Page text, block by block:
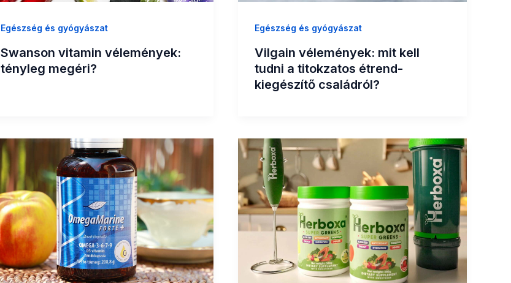
Egészség és gyógyászat
Swanson vitamin vélemények:
tényleg megéri?
Egészség és gyógyászat
Vilgain vélemények: mit kell
tudni a titokzatos étrend-
kiegészítő családról?